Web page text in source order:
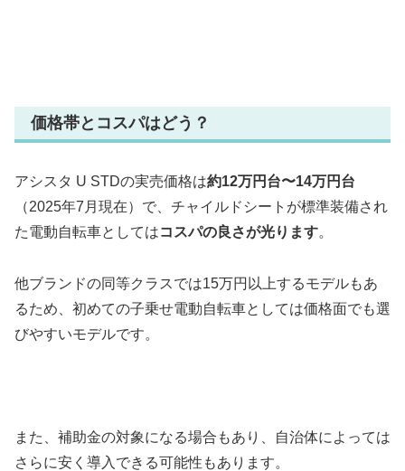
価格帯とコスパはどう？
アシスタ U STDの実売価格は約12万円台〜14万円台
（2025年7月現在）で、チャイルドシートが標準装備され
た電動自転車としてはコスパの良さが光ります。
他ブランドの同等クラスでは15万円以上するモデルもあ
るため、初めての子乗せ電動自転車としては価格面でも選
びやすいモデルです。
また、補助金の対象になる場合もあり、自治体によっては
さらに安く導入できる可能性もあります。